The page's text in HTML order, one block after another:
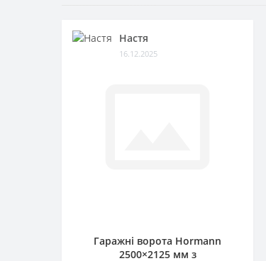
Настя
16.12.2025
Гаражні ворота Hormann
2500×2125 мм з